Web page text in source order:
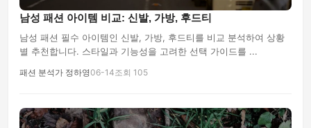
남성 패션 아이템 비교: 신발, 가방, 후드티
남성 패션 필수 아이템인 신발, 가방, 후드티를 비교 분석하여 상황
별 추천합니다. 스타일과 기능성을 고려한 선택 가이드를 ...
패션 분석가 정하영06-14조회 105